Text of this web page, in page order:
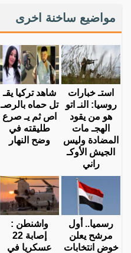
مواضيع ساخنة اخرى
استـ خبارات
روسيا: النـ اتو
هو من يقود
الهجـ مات
المضادة وليس
الجيش الأوكـ
راني
شاهد تركيا يقـ
تل حماه بالرصـ
اص ثم يـ صرع
طليقته في
وضح النهار
رسميا.. أول
مرشح يعلن
خوض انتخابات
واشنطن :
إصابة 22
عسكريا في